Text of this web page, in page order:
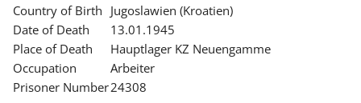
FORSCHUNG
SERVICE
Leichte Sprache Back
Country of Birth Jugoslawien (Kroatien)
Date of Death
13.01.1945
Place of Death
Hauptlager KZ Neuengamme
Occupation
Arbeiter
Prisoner Number24308